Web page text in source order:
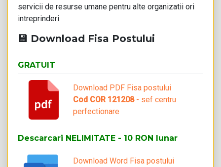
servicii de resurse umane pentru alte organizatii ori
intreprinderi.
💾 Download Fisa Postului
GRATUIT
Download PDF Fisa postului
Cod COR 121208- sef centru
perfectionare
Descarcari NELIMITATE - 10 RON lunar
Download Word Fisa postului